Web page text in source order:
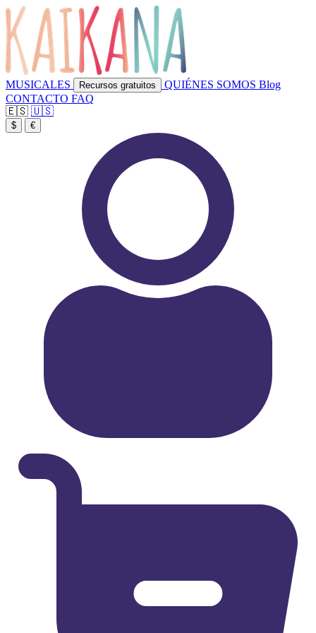
MUSICALES Recursos gratuitos QUIÉNES SOMOS Blog
CONTACTO FAQ
🇪🇸 🇺🇸
$ €